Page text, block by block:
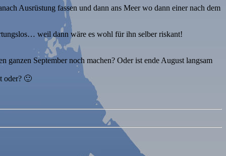
Ausrüstung fassen und dann ans Meer wo dann einer nach dem
weil dann wäre es wohl für ihn selber riskant!
September noch machen? Oder ist ende August langsam
oder? 🙂